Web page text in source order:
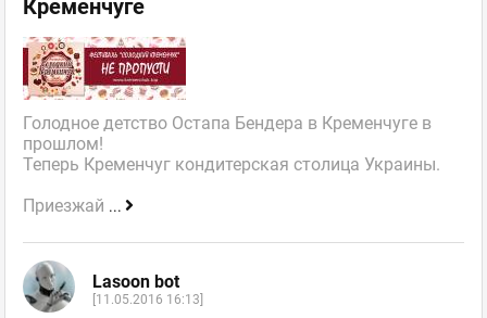
Кременчуге
Голодное детство Остапа Бендера в Кременчуге в
прошлом!
Теперь Кременчуг кондитерская столица Украины.
Приезжай ...
Lasoon bot
[11.05.2016 16:13]